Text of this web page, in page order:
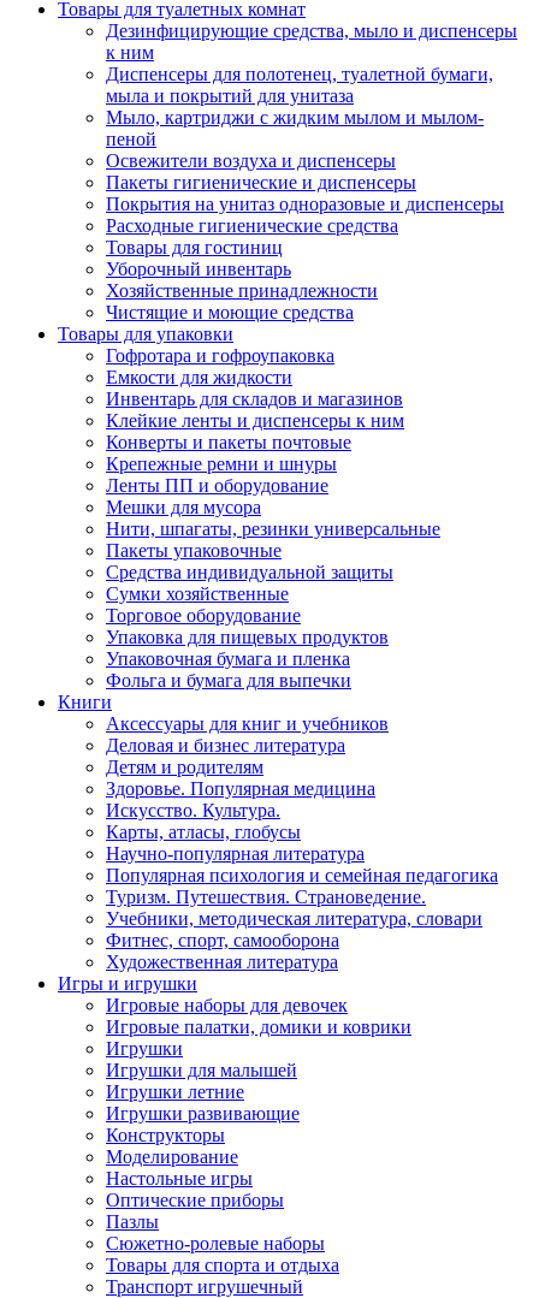
Товары для туалетных комнат
Дезинфицирующие средства, мыло и диспенсеры
к ним
Диспенсеры для полотенец, туалетной бумаги,
мыла и покрытий для унитаза
Мыло, картриджи с жидким мылом и мылом-
пеной
Освежители воздуха и диспенсеры
Пакеты гигиенические и диспенсеры
Покрытия на унитаз одноразовые и диспенсеры
Расходные гигиенические средства
Товары для гостиниц
Уборочный инвентарь
Хозяйственные принадлежности
Чистящие и моющие средства
Товары для упаковки
Гофротара и гофроупаковка
Емкости для жидкости
Инвентарь для складов и магазинов
Клейкие ленты и диспенсеры к ним
Конверты и пакеты почтовые
Крепежные ремни и шнуры
Ленты ПП и оборудование
Мешки для мусора
Нити, шпагаты, резинки универсальные
Пакеты упаковочные
Средства индивидуальной защиты
Сумки хозяйственные
Торговое оборудование
Упаковка для пищевых продуктов
Упаковочная бумага и пленка
Фольга и бумага для выпечки
Книги
Аксессуары для книг и учебников
Деловая и бизнес литература
Детям и родителям
Здоровье. Популярная медицина
Искусство. Культура.
Карты, атласы, глобусы
Научно-популярная литература
Популярная психология и семейная педагогика
Туризм. Путешествия. Страноведение.
Учебники, методическая литература, словари
Фитнес, спорт, самооборона
Художественная литература
Игры и игрушки
Игровые наборы для девочек
Игровые палатки, домики и коврики
Игрушки
Игрушки для малышей
Игрушки летние
Игрушки развивающие
Конструкторы
Моделирование
Настольные игры
Оптические приборы
Пазлы
Сюжетно-ролевые наборы
Товары для спорта и отдыха
Транспорт игрушечный